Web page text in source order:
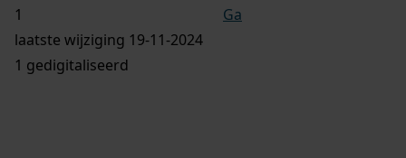
Ga
laatste wijziging 19-11-2024
1 gedigitaliseerd